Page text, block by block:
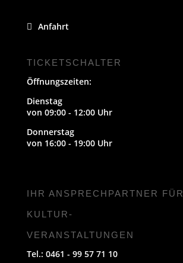
Anfahrt
TICKETSCHALTER
Öffnungszeiten:
Dienstag
von 09:00 - 12:00 Uhr
Donnerstag
von 16:00 - 19:00 Uhr
IHR ANSPRECHPARTNER FÜR
KULTUR-
VERANSTALTUNGEN
Tel.: 0461 - 99 57 71 10